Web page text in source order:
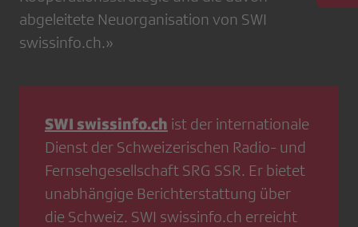
abgeleitete Neuorganisation von SWI
swissinfo.ch.»
SWI swissinfo.ch ist der internationale
Dienst der Schweizerischen Radio- und
Fernsehgesellschaft SRG SSR. Er bietet
unabhängige Berichterstattung über
die Schweiz. SWI swissinfo.ch erreicht